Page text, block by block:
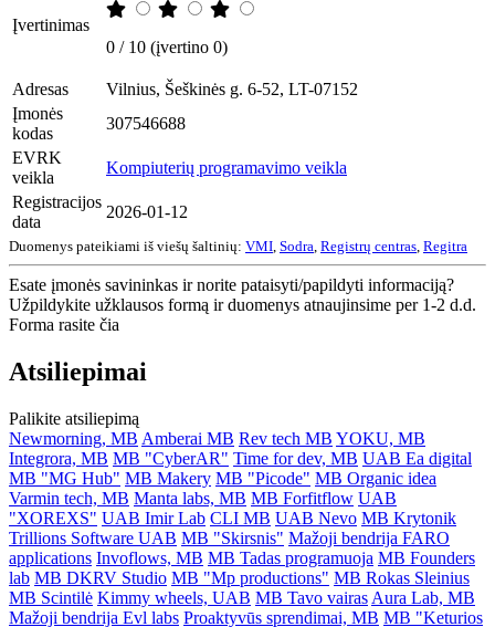
Įvertinimas
0 / 10 (įvertino 0)
Adresas
Vilnius, Šeškinės g. 6-52, LT-07152
Įmonės
kodas
307546688
EVRK
veikla
Kompiuterių programavimo veikla
Registracijos
data
2026-01-12
Duomenys pateikiami iš viešų šaltinių: VMI Sodra Registrų centras Regitra
Esate įmonės savininkas ir norite pataisyti/papildyti informaciją?
Užpildykite užklausos formą ir duomenys atnaujinsime per 1-2 d.d.
Forma rasite čia
Atsiliepimai
Palikite atsiliepimą
Newmorning, MB Amberai MB Rev tech MB YOKU, MB
Integrora, MB MB "CyberAR" Time for dev, MB UAB Ea digital
MB "MG Hub" MB Makery MB "Picode" MB Organic idea
Varmin tech, MB Manta labs, MB MB Forfitflow UAB
"XOREXS" UAB Imir Lab CLI MB UAB Nevo MB Krytonik
Trillions Software UAB MB "Skirsnis" Mažoji bendrija FARO
applications Invoflows, MB MB Tadas programuoja MB Founders
lab MB DKRV Studio MB "Mp productions" MB Rokas Sleinius
MB Scintilė Kimmy wheels, UAB MB Tavo vairas Aura Lab, MB
Mažoji bendrija Evl labs Proaktyvūs sprendimai, MB MB "Keturios